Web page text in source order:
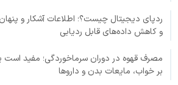
ردپای دیجیتال چیست؟؛ اطلاعات آشکار و پنهان
و کاهش داده‌های قابل ردیابی
مصرف قهوه در دوران سرماخوردگی؛ مفید است
بر خواب، مایعات بدن و داروها